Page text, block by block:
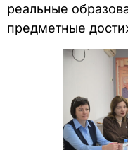
реальные
предметные